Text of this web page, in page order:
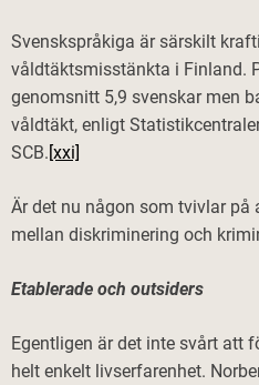
Svenskspråkiga är särskilt
våldtäktsmisstänkta i Finland.
genomsnitt 5,9 svenskar men
våldtäkt, enligt
SCB.[xxi]
Är det nu någon som tvivlar på
mellan diskriminering och
Etablerade och outsiders
Egentligen är det inte svårt att
helt enkelt livserfarenhet.